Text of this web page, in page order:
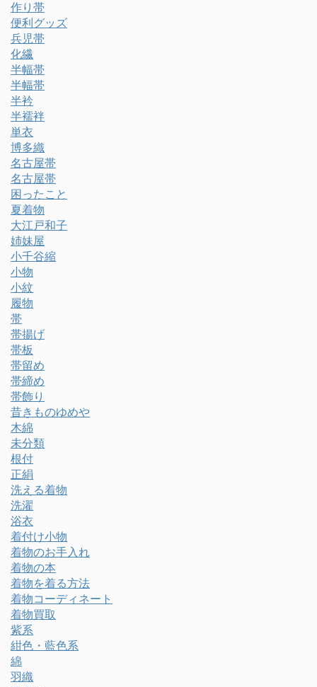
作り帯
便利グッズ
兵児帯
化繊
半幅帯
半幅帯
半衿
半襦袢
単衣
博多織
名古屋帯
名古屋帯
困ったこと
夏着物
大江戸和子
姉妹屋
小千谷縮
小物
小紋
履物
帯
帯揚げ
帯板
帯留め
帯締め
帯飾り
昔きものゆめや
木綿
未分類
根付
正絹
洗える着物
洗濯
浴衣
着付け小物
着物のお手入れ
着物の本
着物を着る方法
着物コーディネート
着物買取
紫系
紺色・藍色系
綿
羽織